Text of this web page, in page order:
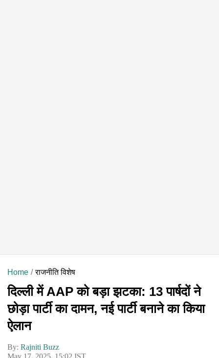
Home राजनीति विशेष
दिल्ली में AAP को बड़ा झटका: 13 पार्षदों ने
छोड़ा पार्टी का दामन, नई पार्टी बनाने का किया
ऐलान
By: Rajniti Buzz
May 17, 2025, 15:02 IST